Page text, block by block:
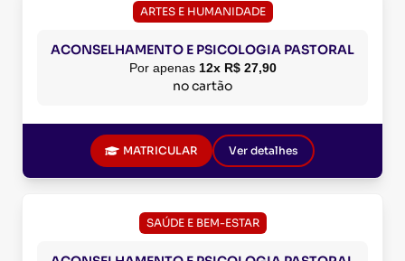
ARTES E HUMANIDADE
ACONSELHAMENTO E PSICOLOGIA PASTORAL
Por apenas 12x R$ 27,90
no cartão
MATRICULAR Ver detalhes
SAÚDE E BEM-ESTAR